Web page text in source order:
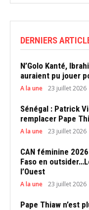
DERNIERS
N’Golo Kanté,
auraient pu jouer
A la une 23 juillet 2026
Sénégal : Patrick
remplacer Pape
A la une 23 juillet 2026
CAN féminine
Faso en
l’Ouest
A la une 23 juillet 2026
Pape Thiaw n’est